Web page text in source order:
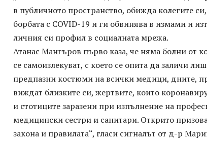
в публичното пространство, обижда колегите
борбата с COVID-19 и ги обвинява в измами и
личния си профил в социалната мрежа.
Атанас Мангъров първо каза, че няма болни от
се самоизлекуват, с което се опита да заличи
предпазни костюми на всички медици, дните,
виждат близките си, жертвите, които
и стотиците заразени при изпълнение на
медицински сестри и санитари. Открито
закона и правилата“, гласи сигналът от д-р